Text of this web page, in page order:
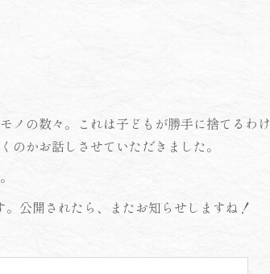
ノの数々。これは子どもが勝手に捨てるわ
のかお話しさせていただきました。
公開されたら、またお知らせしますね！